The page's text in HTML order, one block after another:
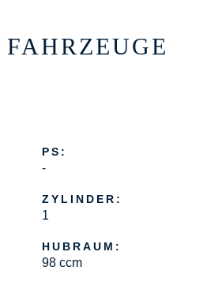
PS:
-
ZYLINDER:
1
HUBRAUM:
98 ccm